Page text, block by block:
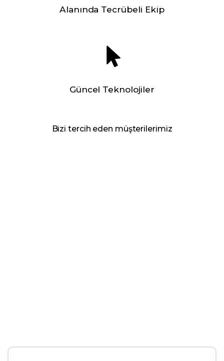
Alanında Tecrübeli Ekip
Güncel Teknolojiler
Bizi tercih eden müşterilerimiz